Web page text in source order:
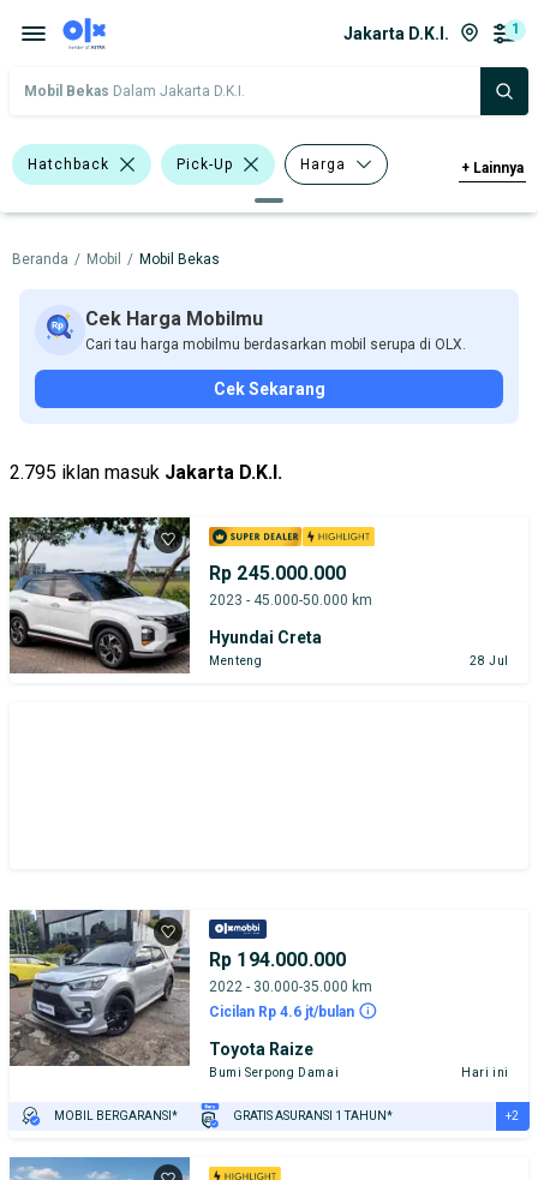
Jakarta D.K.I. 1
Mobil Bekas Dalam Jakarta D.K.I.
Hatchback Pick-Up Harga
Merek Dan Model Tahun
Tipe Bodi Tipe Membership
+ Lainnya
Beranda / Mobil / Mobil Bekas
Cek Harga Mobilmu
Cari tau harga mobilmu berdasarkan mobil serupa di OLX.
Cek Sekarang
2.795 iklan masuk Jakarta D.K.I.
Rp 245.000.000
2023 - 45.000-50.000 km
Hyundai Creta
Menteng 28 Jul
Rp 194.000.000
2022 - 30.000-35.000 km
Cicilan Rp 4.6 jt/bulan
Toyota Raize
Bumi Serpong Damai Hari ini
MOBIL BERGARANSI* GRATIS ASURANSI 1 TAHUN* +2